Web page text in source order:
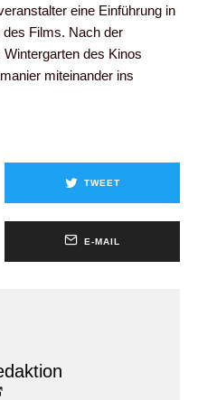
eine Einführung in
des Films. Nach der
des Kinos
miteinander ins
TWEET
E-MAIL